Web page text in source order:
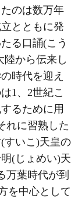
のは数万年
とともに発
る口誦(こう
陸から伝来し
時代を迎え
1、2世紀こ
るために用
れに習熟した
すいこ)天皇の
(じょめい)天
万葉時代が到
を中心として